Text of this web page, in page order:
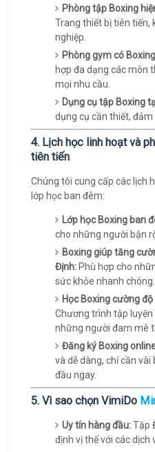
Phòng tập Boxing
Trang thiết bị tiên tiến,
nghiệp.
Phòng gym có
hợp đa dạng các môn
mọi nhu cầu.
Dụng cụ tập Boxing
dụng cụ cần thiết, đảm
4. Lịch học linh hoạt và
tiên tiến
Chúng tôi cung cấp các lịch
lớp học ban đêm:
Lớp học Boxing ban
cho những người bận
Boxing giúp tăng
Định:Phù hợp cho
sức khỏe nhanh chóng.
Học Boxing cường
Chương trình tập
những người đam mê
Đăng ký Boxing
và dễ dàng, chỉ cần
đầu ngay.
5. Vì sao chọn VimiDo
Uy tín hàng đầu:Tập
định vị thế với các dịch